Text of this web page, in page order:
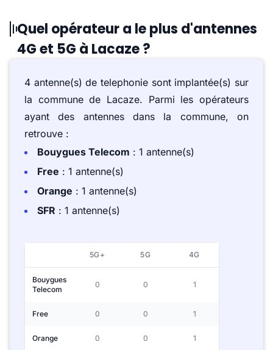
Quel opérateur a le plus d'antennes
4G et 5G à Lacaze ?
4 antenne(s) de telephonie sont implantée(s) sur
la commune de Lacaze. Parmi les opérateurs
ayant des antennes dans la commune, on
retrouve :
Bouygues Telecom : 1 antenne(s)
Free : 1 antenne(s)
Orange : 1 antenne(s)
SFR : 1 antenne(s)
5G+ 5G 4G
Bouygues
Telecom
0 0 1
Free 0 0 1
Orange 0 0 1